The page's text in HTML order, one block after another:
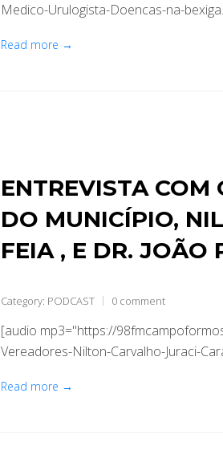
Medico-Urulogista-Doencas-na-
Read more →
ENTREVISTA COM
DO MUNICÍPIO,
FEIA , E DR. JOÃO
Category: PODCAST 0 comment
[audio mp3="https://
Vereadores-Nilton-Carvalho-Juraci-
Read more →